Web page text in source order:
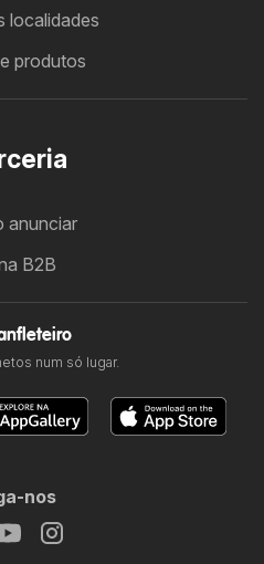
localidades
produtos
anunciar
B2B
num só lugar.
nos